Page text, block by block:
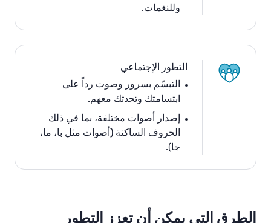
وللنغمات.
التطور الإجتماعي
التبسّم بسرور وصوت رداً على
ابتسامتك وتحدثك معهم.
إصدار أصوات مختلفة، بما في ذلك
الحروف الساكنة (أصوات مثل با، ما،
جا).
الطرق التي يمكن أن تعزز التطور